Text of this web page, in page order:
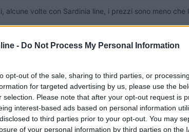
- Do Not Process My Personal Information
opt-out of the sale, sharing to third parties, or
for targeted advertising by us, please use the
selection. Please note that after your opt-out request is
interest-based ads based on personal information
to third parties prior to your opt-out. You may
of your personal information by third parties on the
alcune volte con Sardinia line, i prezzi sono meno
con Sardinia line, i prezzi sono meno che la metà con